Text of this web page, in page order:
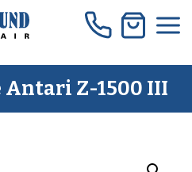
Antari Z-1500 III